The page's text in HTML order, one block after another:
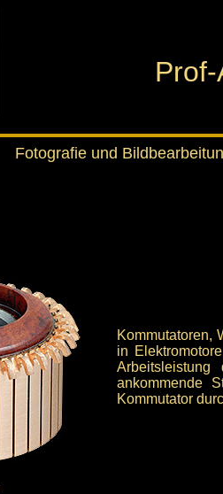
Fotografie und
Kommutatoren,
in
ankommende
Kommutator